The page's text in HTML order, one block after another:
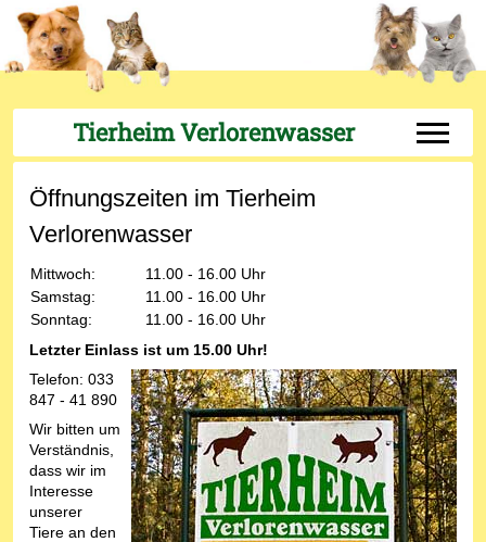
Tierheim Verlorenwasser Off-
Öffnungszeiten im Tierheim
Verlorenwasser
Mittwoch:
11.00 - 16.00 Uhr
Samstag:
11.00 - 16.00 Uhr
Sonntag:
11.00 - 16.00 Uhr
Letzter Einlass ist um 15.00 Uhr!
Telefon: 033
847 - 41 890
Wir bitten um
Verständnis,
dass wir im
Interesse
unserer
Tiere an den